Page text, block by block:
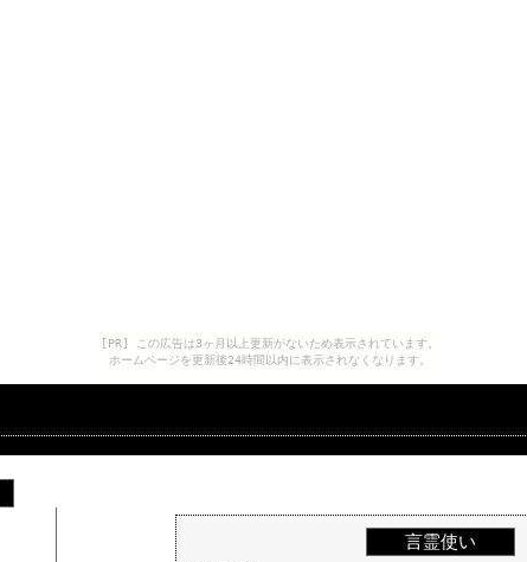
[PR] この広告は3ヶ月以上更新がないため表示されています。
ホームページを更新後24時間以内に表示されなくなります。
言霊使い